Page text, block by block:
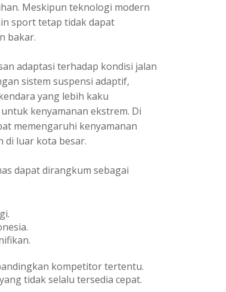
Meskipun teknologi modern
sport tetap tidak dapat
bakar.
adaptasi terhadap kondisi jalan
sistem suspensi adaptif,
yang lebih kaku
kenyamanan ekstrem. Di
memengaruhi kenyamanan
di luar kota besar.
dapat dirangkum sebagai
kompetitor tertentu.
tidak selalu tersedia cepat.